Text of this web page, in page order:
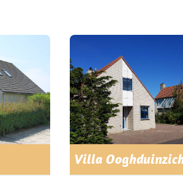
Villa